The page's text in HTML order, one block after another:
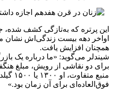
این پرتره که به‌تازگی کشف شده،
همچنان افزایش یافت.
شیندلر می‌گوید: «ما درباره یک
برای دو نقاشی از رویش، مبلغ
منبع
فوق‌العاده‌ای برای آن زمان بود.»